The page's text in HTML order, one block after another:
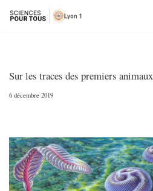
Sur les traces des premiers animaux
6 décembre 2019